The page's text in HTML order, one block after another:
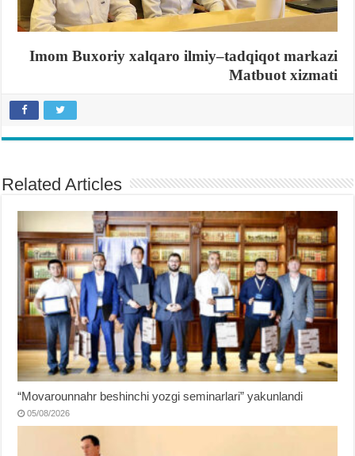
Imom Buxoriy xalqaro ilmiy–tadqiqot markazi
Matbuot xizmati
Related Articles
“Movarounnahr beshinchi yozgi seminarlari” yakunlandi
05/08/2026